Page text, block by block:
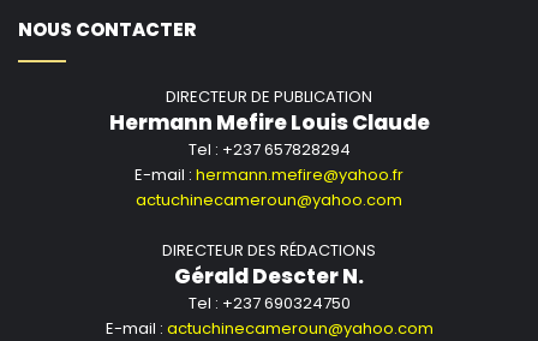
NOUS CONTACTER
DIRECTEUR DE PUBLICATION
Hermann Mefire Louis Claude
Tel : +237 657828294
E-mail : hermann.mefire@yahoo.fr
actuchinecameroun@yahoo.com
DIRECTEUR DES RÉDACTIONS
Gérald Descter N.
Tel : +237 690324750
E-mail : actuchinecameroun@yahoo.com